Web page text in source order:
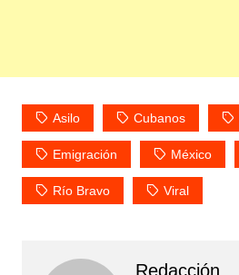
Asilo Cubanos
Emigración México
Río Bravo Viral
Redacción